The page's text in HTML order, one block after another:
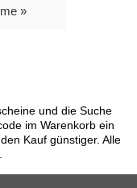
»
und die Suche
im Warenkorb ein
Kauf günstiger. Alle